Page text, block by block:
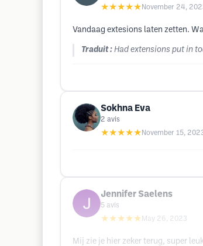
★★★★★ November 24,
Vandaag extesions laten zetten.
Traduit : Had extensions put in
Sokhna Eva
2 avis
★★★★★ November 15,
Jennifer Saelens
5 avis
★★★★★ May 26, 2023
Mij zie je hier zeker terug, super